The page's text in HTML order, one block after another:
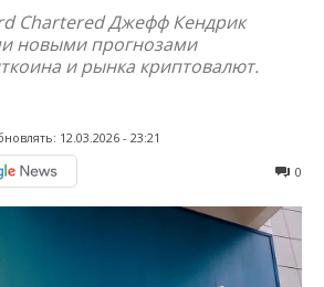
Chartered Джефф Кендрик
новыми прогнозами
и рынка криптовалют.
12.03.2026 - 23:21
0